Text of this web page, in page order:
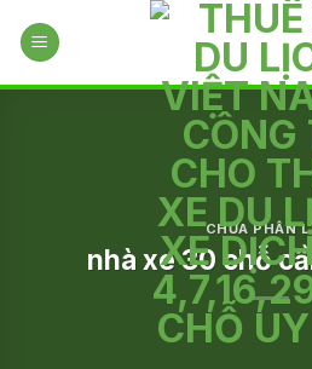
CHƯA PHÂN
nhà xe 30 chỗ